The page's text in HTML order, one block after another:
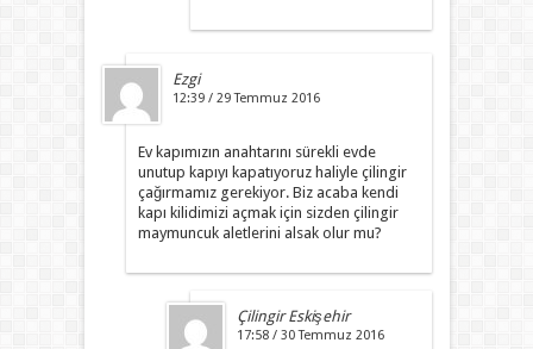
Ezgi
12:39 / 29 Temmuz 2016
Ev kapımızın anahtarını sürekli evde
unutup kapıyı kapatıyoruz haliyle çilingir
çağırmamız gerekiyor. Biz acaba kendi
kapı kilidimizi açmak için sizden çilingir
maymuncuk aletlerini alsak olur mu?
Çilingir Eskişehir
17:58 / 30 Temmuz 2016